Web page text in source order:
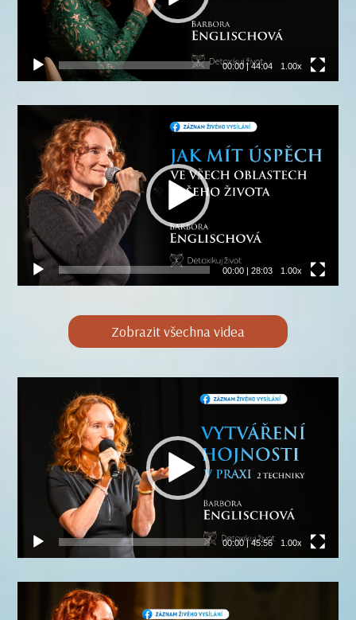
00:00|44:04 1.00x
přehrávač
00:00| 28:03 1.00x
Zobrazit všechna videa
přehrávač
00:00|45:56 1.00x